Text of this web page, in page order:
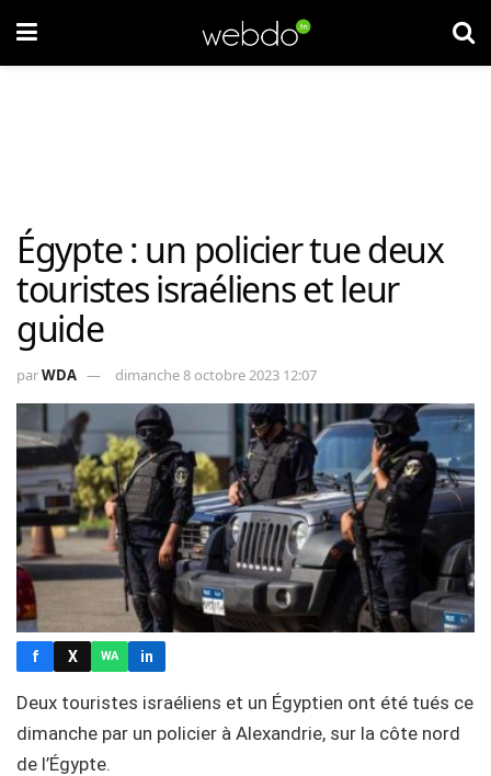
Égypte : un policier tue deux
touristes israéliens et leur
guide
parWDA dimanche 8 octobre 2023 12:07
f X WA in
Deux touristes israéliens et un Égyptien ont été tués ce
dimanche par un policier à Alexandrie, sur la côte nord
de l’Égypte.